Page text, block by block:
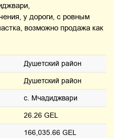
у дороги, с ровным
возможно продажа как
Душетский район
Душетский район
с. Мчадиджвари
26.26 GEL
166,035.66 GEL